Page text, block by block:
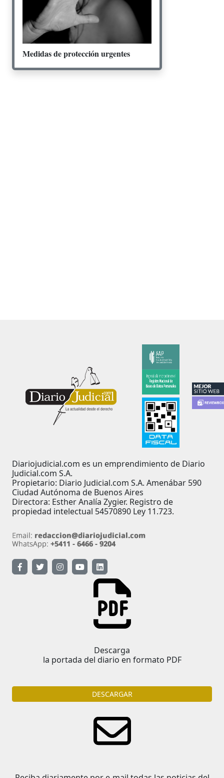
Medidas de protección urgentes
Diariojudicial.com es un emprendimiento de Diario
Judicial.com S.A.
Propietario: Diario Judicial.com S.A. Amenábar 590
Ciudad Autónoma de Buenos Aires
Directora: Esther Analía Zygier. Registro de
propiedad intelectual 54570890 Ley 11.723.
Descarga
la portada del diario en formato PDF
DESCARGAR